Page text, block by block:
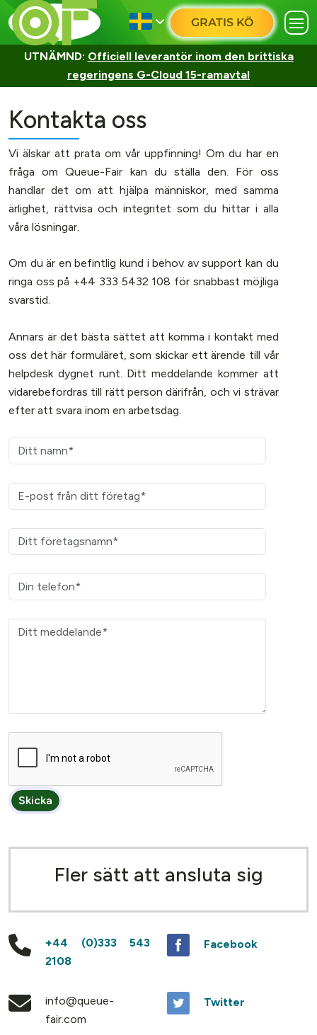
GRATIS KÖ
UTNÄMND: Officiell leverantör inom den brittiska
regeringens G-Cloud 15-ramavtal
Kontakta oss
Vi älskar att prata om vår uppfinning! Om du har en
fråga om Queue-Fair kan du ställa den. För oss
handlar det om att hjälpa människor, med samma
ärlighet, rättvisa och integritet som du hittar i alla
våra lösningar.
Om du är en befintlig kund i behov av support kan du
ringa oss på +44 333 5432 108 för snabbast möjliga
svarstid.
Annars är det bästa sättet att komma i kontakt med
oss det här formuläret, somskickar ett ärende till vår
helpdesk dygnet runt. Ditt meddelande kommer att
vidarebefordras till rätt person därifrån, och vi strävar
efter att svara inom en arbetsdag.
Skicka
Fler sätt att ansluta sig
+44 (0)333 543
2108
Facebook
info@queue-
fair.com
Twitter